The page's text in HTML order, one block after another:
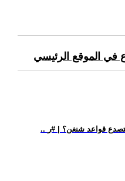
في الموقع الرئيسي
قواعد شنغن؟ | #ر